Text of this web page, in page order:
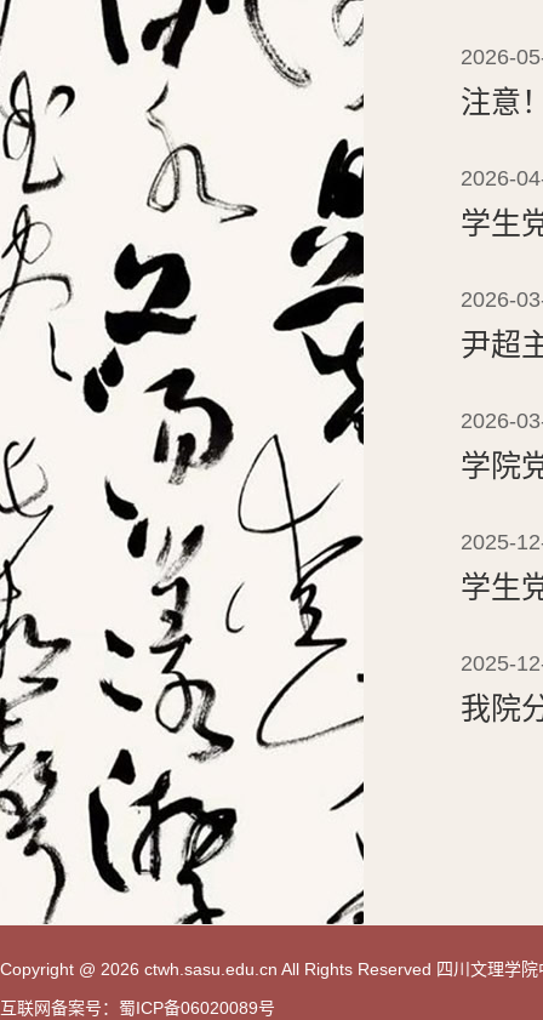
2026-
注意
2026-
学生
2026-
尹超
2026-
学院
2025-
学生
2025-
我院
Copyright @ 2026 ctwh.sasu.edu.cn All Rights Reserved 四川文理学
互联网备案号：蜀ICP备06020089号